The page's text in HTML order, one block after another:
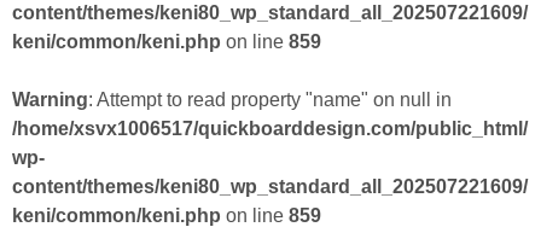
content/themes/keni80_wp_standard_all_202507221609/
keni/common/keni.php on line 859
Warning: Attempt to read property "name" on null in
/home/xsvx1006517/quickboarddesign.com/public_html/
wp-
content/themes/keni80_wp_standard_all_202507221609/
keni/common/keni.php on line 859